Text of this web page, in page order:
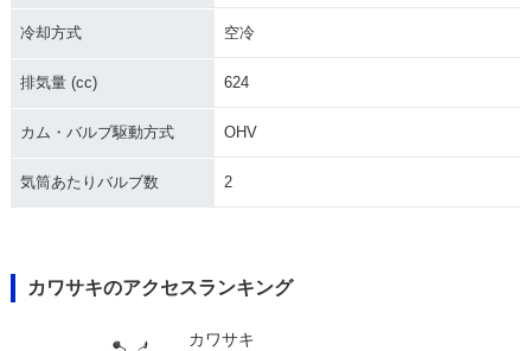
冷却方式 空冷
排気量 (cc) 624
カム・バルブ駆動方式 OHV
気筒あたりバルブ数 2
カワサキのアクセスランキング
カワサキ